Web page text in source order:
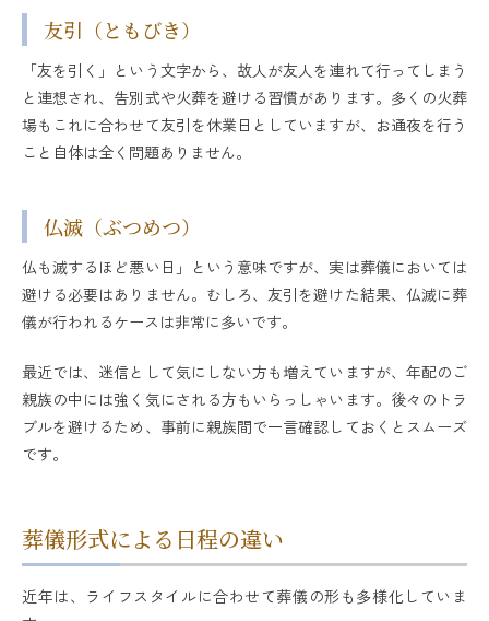
友引（ともびき）
「友を引く」という文字から、故人が友人を連れて行ってしまう
と連想され、告別式や火葬を避ける習慣があります。多くの火葬
場もこれに合わせて友引を休業日としていますが、お通夜を行う
こと自体は全く問題ありません。
仏滅（ぶつめつ）
仏も滅するほど悪い日」という意味ですが、実は葬儀においては
避ける必要はありません。むしろ、友引を避けた結果、仏滅に葬
儀が行われるケースは非常に多いです。
最近では、迷信として気にしない方も増えていますが、年配のご
親族の中には強く気にされる方もいらっしゃいます。後々のトラ
ブルを避けるため、事前に親族間で一言確認しておくとスムーズ
です。
葬儀形式による日程の違い
近年は、ライフスタイルに合わせて葬儀の形も多様化していま